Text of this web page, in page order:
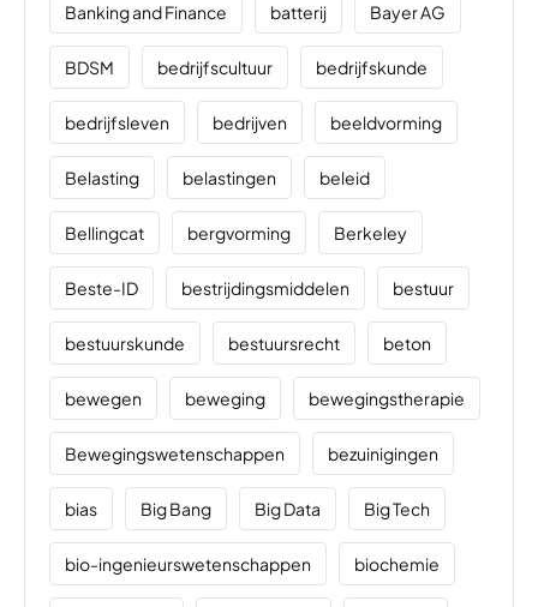
Banking and Finance batterij Bayer AG
BDSM bedrijfscultuur bedrijfskunde
bedrijfsleven bedrijven beeldvorming
Belasting belastingen beleid
Bellingcat bergvorming Berkeley
Beste-ID bestrijdingsmiddelen bestuur
bestuurskunde bestuursrecht beton
bewegen beweging bewegingstherapie
Bewegingswetenschappen bezuinigingen
bias Big Bang Big Data Big Tech
bio-ingenieurswetenschappen biochemie